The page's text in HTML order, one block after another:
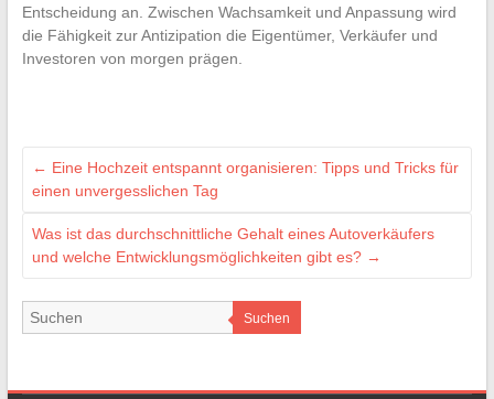
Entscheidung an. Zwischen Wachsamkeit und Anpassung wird
die Fähigkeit zur Antizipation die Eigentümer, Verkäufer und
Investoren von morgen prägen.
← Eine Hochzeit entspannt organisieren: Tipps und Tricks für
einen unvergesslichen Tag
Was ist das durchschnittliche Gehalt eines Autoverkäufers
und welche Entwicklungsmöglichkeiten gibt es? →
Suchen